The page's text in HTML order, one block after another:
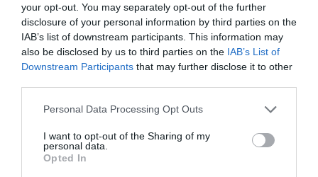
your opt-out. You may separately opt-out of the further
disclosure of your personal information by third parties on the
IAB’s list of downstream participants. This information may
also be disclosed by us to third parties on the IAB’s List of
Downstream Participants that may further disclose it to other
Personal Data Processing Opt Outs
I want to opt-out of the Sharing of my
personal data.
Opted In
Diaspora ȋn Italia. Pentru informaţii, tel. 06.263162,
info@associazionedeiromeni.it
Sâmbătă la Assisi – Perugia au participat la
spectacol circa 600 de persoane, duminică la Roma